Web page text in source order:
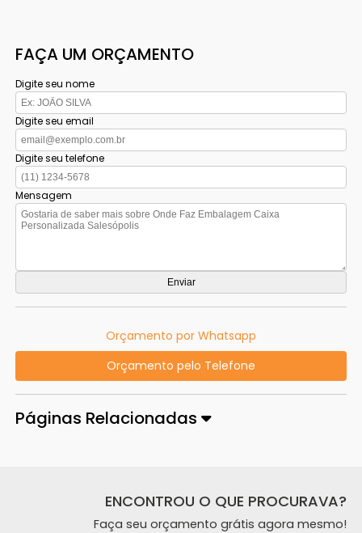
FAÇA UM ORÇAMENTO
Digite seu nome
Digite seu email
Digite seu telefone
Mensagem
Orçamento por Whatsapp
Orçamento pelo Telefone
Páginas Relacionadas
ENCONTROU O QUE PROCURAVA?
Faça seu orçamento grátis agora mesmo!